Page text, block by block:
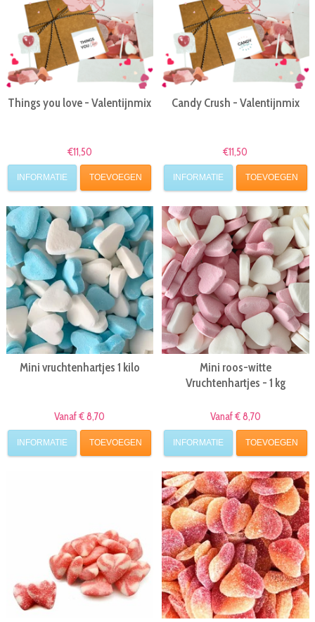
Things you love - Valentijnmix
€11,50
INFORMATIE TOEVOEGEN
Candy Crush - Valentijnmix
€11,50
INFORMATIE TOEVOEGEN
Mini vruchtenhartjes 1 kilo
Vanaf € 8,70
INFORMATIE TOEVOEGEN
Mini roos-witte
Vruchtenhartjes - 1 kg
Vanaf € 8,70
INFORMATIE TOEVOEGEN